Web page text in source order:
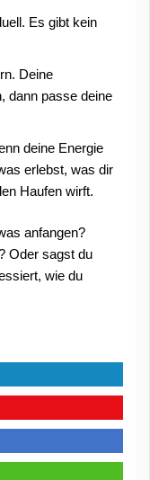
Es gibt kein
Deine
dann passe deine
deine Energie
erlebst, was dir
Haufen wirft.
anfangen?
Oder sagst du
wie du